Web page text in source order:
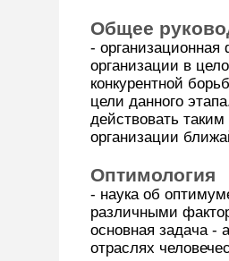
Общее
-
организации в
конкурентной
цели данного
действовать
организации
Оптимология
- наука об
различными
основная задача -
отраслях